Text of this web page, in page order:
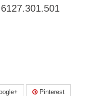
Pinterest